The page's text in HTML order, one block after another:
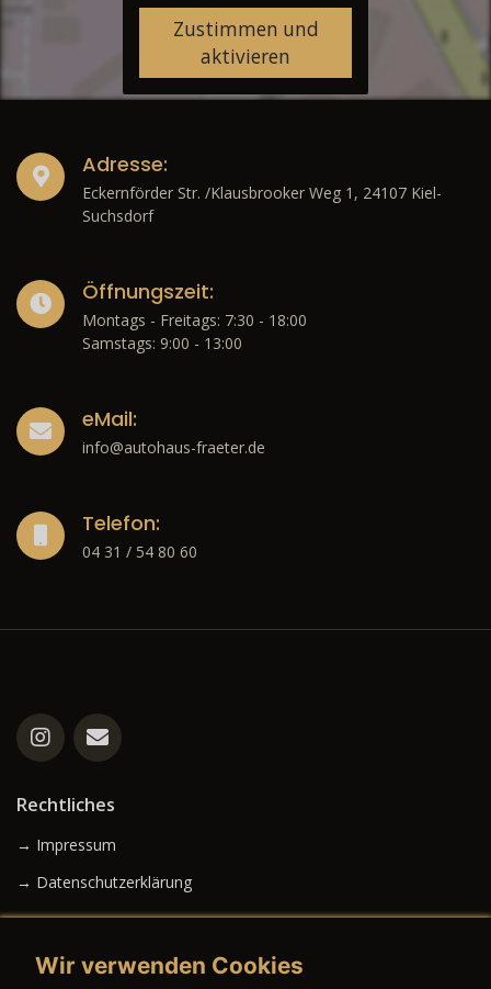
Zustimmen und
aktivieren
Adresse:
Eckernförder Str. /Klausbrooker Weg 1, 24107 Kiel-
Suchsdorf
Öffnungszeit:
Montags - Freitags: 7:30 - 18:00
Samstags: 9:00 - 13:00
eMail:
info@autohaus-fraeter.de
Telefon:
04 31 / 54 80 60
Rechtliches
→ Impressum
→ Datenschutzerklärung
Wir verwenden Cookies